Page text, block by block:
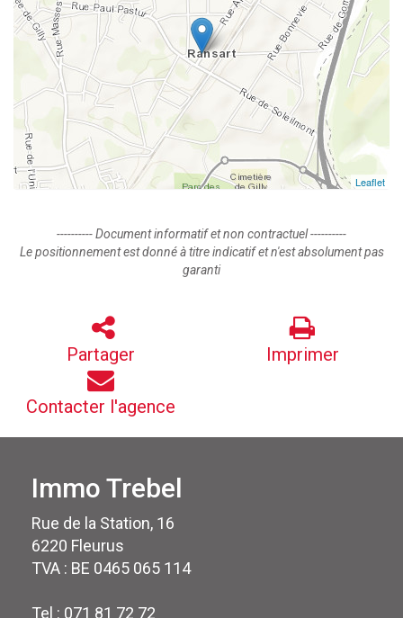
Leaflet
---------- Document informatif et non contractuel ----------
Le positionnement est donné à titre indicatif et n'est absolument pas
garanti
Partager Imprimer
Contacter l'agence
Immo Trebel
Rue de la Station, 16
6220 Fleurus
TVA : BE 0465 065 114
Tel : 071 81 72 72